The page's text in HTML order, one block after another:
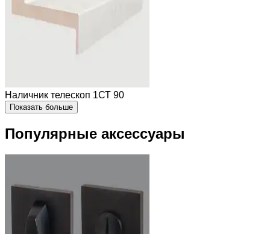
Наличник телескоп 1СТ 90
Показать больше
Популярные аксессуары